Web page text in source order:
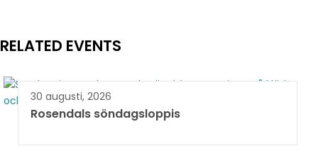
RELATED EVENTS
30 augusti, 2026
Rosendals söndagsloppis